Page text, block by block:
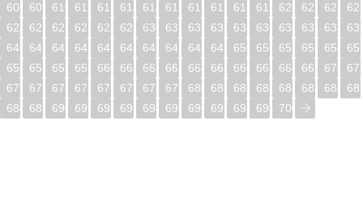
608
609 610 611 612 613 614 615 616 617 618 619 620 621 622
624
625 626 627 628 629 630 631 632 633 634 635 636 637 638
640
641 642 643 644 645 646 647 648 649 650 651 652 653 654
656
657 658 659 660 661 662 663 664 665 666 667 668 669 670
672
673 674 675 676 677 678 679 680 681 682 683 684 685 686
688
689 690 691 692 693 694 695 696 697 698 699 700